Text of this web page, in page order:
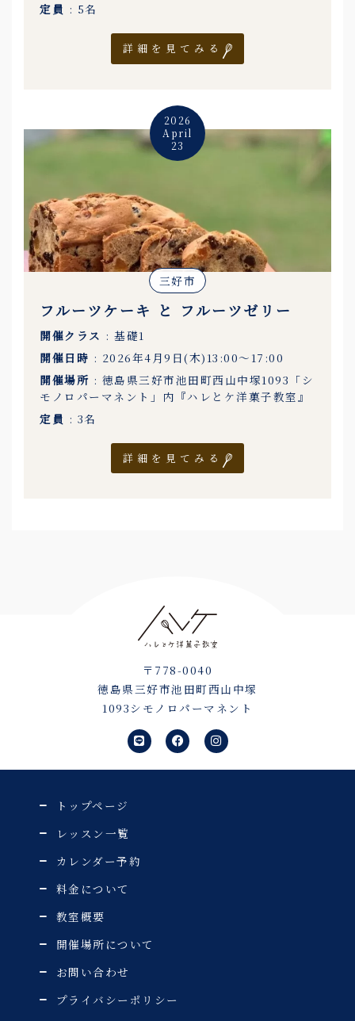
定員 : 5名
詳細を見てみる
2026
April
23
三好市
フルーツケーキ と フルーツゼリー
開催クラス : 基礎1
開催日時 : 2026年4月9日(木)13:00〜17:00
開催場所 : 徳島県三好市池田町西山中塚1093「シ
モノロパーマネント」内『ハレとケ洋菓子教室』
定員 : 3名
詳細を見てみる
〒778-0040
徳島県三好市池田町西山中塚
1093シモノロパーマネント
L
i
n
e
F
a
c
e
I
n
s
t
トップページ
レッスン一覧
カレンダー予約
料金について
教室概要
開催場所について
お問い合わせ
プライバシーポリシー